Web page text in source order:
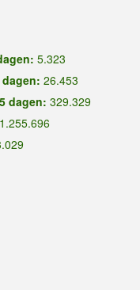
5.323
26.453
dagen: 329.329
1.255.696